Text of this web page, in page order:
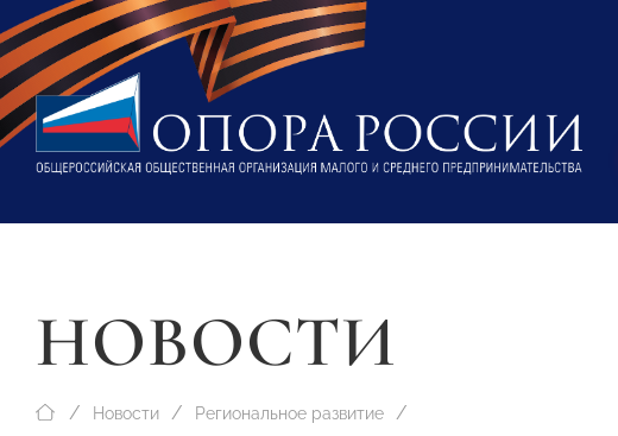
НОВОСТИ
Новости Региональное развитие